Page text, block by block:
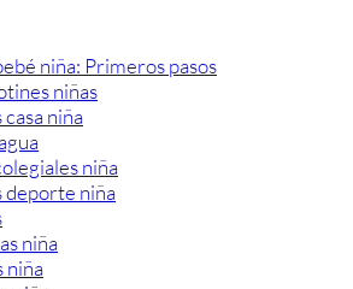
niña: Primeros pasos
niñas
niña
niña
deporte niña
niña
niña